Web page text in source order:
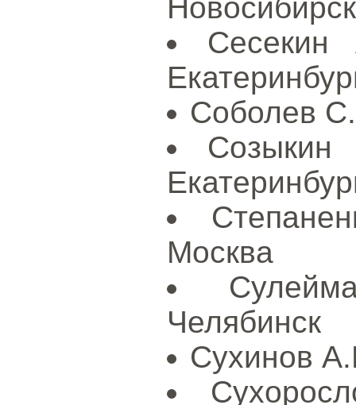
Новосибирск
Соболев
Москва
Челябинск
Сухинов